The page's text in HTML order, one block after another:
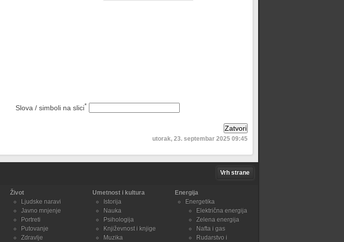
Slova / simboli na slici*
utorak, 23. septembar 2025 09:45
Vrh strane
Život
Ljudske naravi
Javno mnjenje
Portreti
Putovanje
Zdravlje
Umetnost i kultura
Istorija
Nauka
Psihologija
Književnost i knjige
Muzika
Energija
Energetika
Električna energija
Zelena energija
Nafta i gas
Rudarstvo i